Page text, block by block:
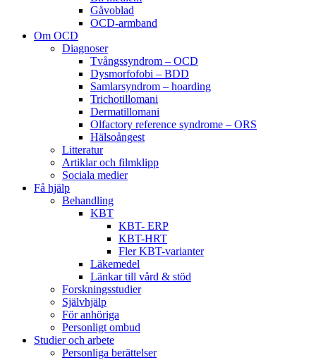
Gåvoblad
OCD-armband
Om OCD
Diagnoser
Tvångssyndrom – OCD
Dysmorfofobi – BDD
Samlarsyndrom – hoarding
Trichotillomani
Dermatillomani
Olfactory reference syndrome – ORS
Hälsoångest
Litteratur
Artiklar och filmklipp
Sociala medier
Få hjälp
Behandling
KBT
KBT- ERP
KBT-HRT
Fler KBT-varianter
Läkemedel
Länkar till vård & stöd
Forskningsstudier
Självhjälp
För anhöriga
Personligt ombud
Studier och arbete
Personliga berättelser